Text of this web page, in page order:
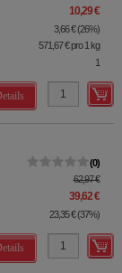
10,29 €
3,66 € (26%)
571,67 €pro 1 kg
1
0
62,97 €
39,62 €
23,35 € (37%)